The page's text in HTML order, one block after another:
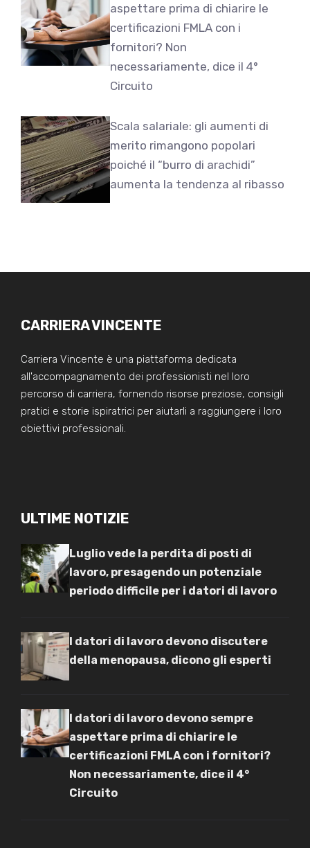
aspettare prima di chiarire le
certificazioni FMLA con i
fornitori? Non
necessariamente, dice il 4°
Circuito
Scala salariale: gli aumenti di
merito rimangono popolari
poiché il “burro di arachidi”
aumenta la tendenza al ribasso
CARRIERA VINCENTE
Carriera Vincente è una piattaforma dedicata
all'accompagnamento dei professionisti nel loro
percorso di carriera, fornendo risorse preziose, consigli
pratici e storie ispiratrici per aiutarli a raggiungere i loro
obiettivi professionali.
ULTIME NOTIZIE
Luglio vede la perdita di posti di
lavoro, presagendo un potenziale
periodo difficile per i datori di lavoro
I datori di lavoro devono discutere
della menopausa, dicono gli esperti
I datori di lavoro devono sempre
aspettare prima di chiarire le
certificazioni FMLA con i fornitori?
Non necessariamente, dice il 4°
Circuito